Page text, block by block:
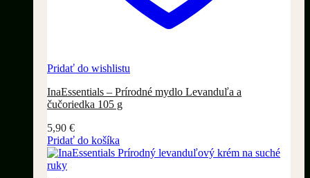
Pridať do wishlistu
InaEssentials – Prírodné mydlo Levanduľa a
čučoriedka 105 g
5,90 €
Pridať do košíka